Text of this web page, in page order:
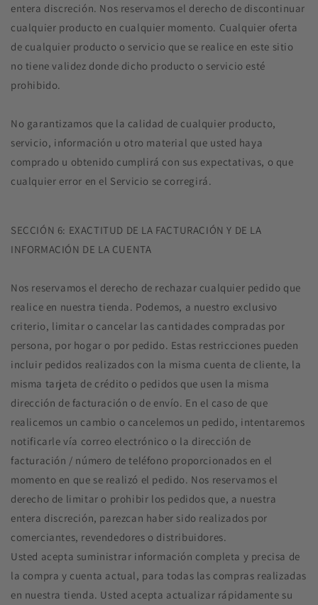
entera discreción. Nos reservamos el derecho de discontinuar
cualquier producto en cualquier momento. Cualquier oferta
de cualquier producto o servicio que se realice en este sitio
no tiene validez donde dicho producto o servicio esté
prohibido.
No garantizamos que la calidad de cualquier producto,
servicio, información u otro material que usted haya
comprado u obtenido cumplirá con sus expectativas, o que
cualquier error en el Servicio se corregirá.
SECCIÓN 6: EXACTITUD DE LA FACTURACIÓN Y DE LA
INFORMACIÓN DE LA CUENTA
Nos reservamos el derecho de rechazar cualquier pedido que
realice en nuestra tienda. Podemos, a nuestro exclusivo
criterio, limitar o cancelar las cantidades compradas por
persona, por hogar o por pedido. Estas restricciones pueden
incluir pedidos realizados con la misma cuenta de cliente, la
misma tarjeta de crédito o pedidos que usen la misma
dirección de facturación o de envío. En el caso de que
realicemos un cambio o cancelemos un pedido, intentaremos
notificarle vía correo electrónico o la dirección de
facturación / número de teléfono proporcionados en el
momento en que se realizó el pedido. Nos reservamos el
derecho de limitar o prohibir los pedidos que, a nuestra
entera discreción, parezcan haber sido realizados por
comerciantes, revendedores o distribuidores.
Usted acepta suministrar información completa y precisa de
la compra y cuenta actual, para todas las compras realizadas
en nuestra tienda. Usted acepta actualizar rápidamente su